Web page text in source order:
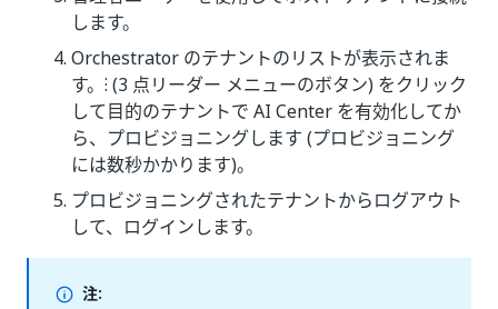
します。
Orchestrator のテナントのリストが表示されま
す。⁝ (3 点リーダー メニューのボタン) をクリック
して目的のテナントで AI Center を有効化してか
ら、プロビジョニングします (プロビジョニング
には数秒かかります)。
プロビジョニングされたテナントからログアウト
して、ログインします。
注: